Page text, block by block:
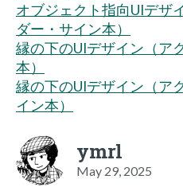
オブジェクト指向UIデザ
ダー・サイン本）
縁の下のUIデザイン（ア
本）
縁の下のUIデザイン（ア
イン本）
ymrl
May 29, 2025